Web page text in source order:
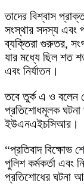
তাদের বিশ্বাস
সংস্থার সদস্য এবং
ব্যক্তিরা গুরুতর,
যার মধ্যে ছিল শত
এবং নির্যাতন।
তবে তুর্ক এ ও বলেন
প্রতিশোধমূলক
ইউএনএইচসিআর।
“প্রতিবাদ বিক্ষোভ
পুলিশ কর্মকর্তা এবং
প্রতিশোধের ঘটনা